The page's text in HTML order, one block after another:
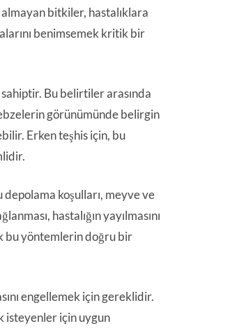
almayan bitkiler, hastalıklara
benimsemek kritik bir
Bu belirtiler arasında
görünümünde belirgin
Erken teşhis için, bu
koşulları, meyve ve
hastalığın yayılmasını
bu yöntemlerin doğru bir
engellemek için gereklidir.
isteyenler için uygun